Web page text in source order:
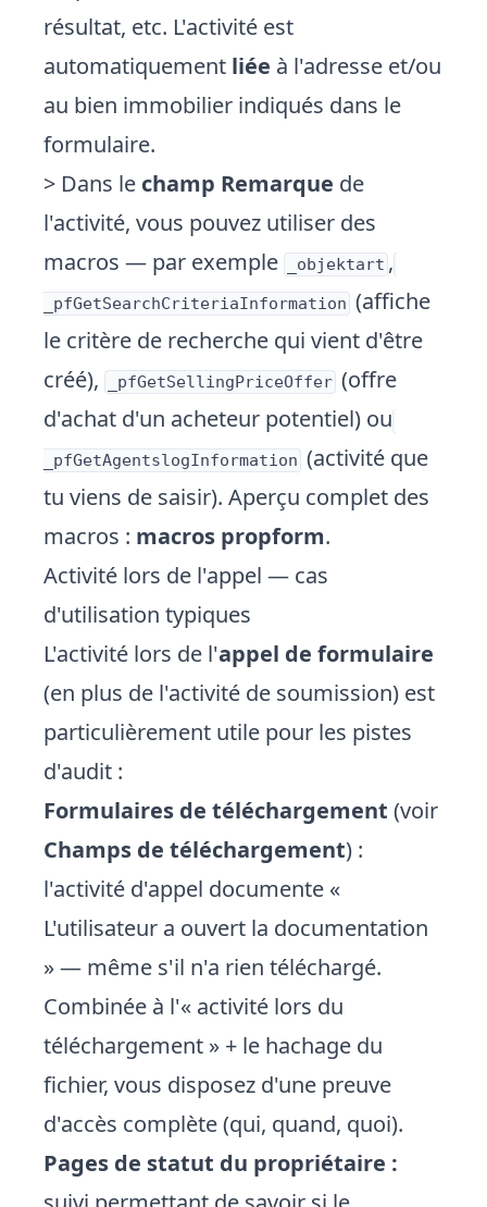
résultat, etc. L'activité est
automatiquement liée à l'adresse et/ou
au bien immobilier indiqués dans le
formulaire.
> Dans le champ Remarque de
l'activité, vous pouvez utiliser des
macros — par exemple
_objektart ,
_pfGetSearchCriteriaInformation (affiche
le critère de recherche qui vient d'être
créé),
_pfGetSellingPriceOffer (offre
d'achat d'un acheteur potentiel) ou
_pfGetAgentslogInformation (activité que
tu viens de saisir). Aperçu complet des
macros : macros propform.
Activité lors de l'appel — cas
d'utilisation typiques
L'activité lors de l'appel de formulaire
(en plus de l'activité de soumission) est
particulièrement utile pour les pistes
d'audit :
Formulaires de téléchargement (voir
Champs de téléchargement) :
l'activité d'appel documente «
L'utilisateur a ouvert la documentation
» — même s'il n'a rien téléchargé.
Combinée à l'« activité lors du
téléchargement » + le hachage du
fichier, vous disposez d'une preuve
d'accès complète (qui, quand, quoi).
Pages de statut du propriétaire :